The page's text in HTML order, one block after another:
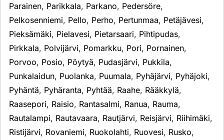
Parainen, Parikkala, Parkano, Pedersöre,
Pelkosenniemi, Pello, Perho, Pertunmaa, Petäjävesi,
Pieksämäki, Pielavesi, Pietarsaari, Pihtipudas,
Pirkkala, Polvijärvi, Pomarkku, Pori, Pornainen,
Porvoo, Posio, Pöytyä, Pudasjärvi, Pukkila,
Punkalaidun, Puolanka, Puumala, Pyhäjärvi, Pyhäjoki,
Pyhäntä, Pyhäranta, Pyhtää, Raahe, Rääkkylä,
Raasepori, Raisio, Rantasalmi, Ranua, Rauma,
Rautalampi, Rautavaara, Rautjärvi, Reisjärvi, Riihimäki,
Ristijärvi, Rovaniemi, Ruokolahti, Ruovesi, Rusko,